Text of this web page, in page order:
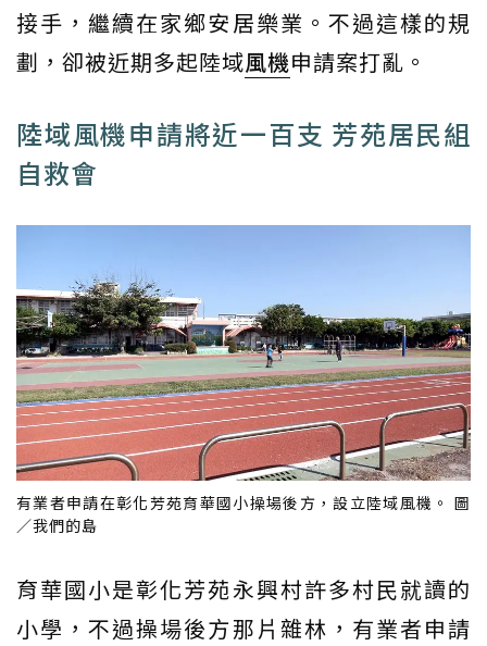
接手，繼續在家鄉安居樂業。不過這樣的規
劃，卻被近期多起陸域風機申請案打亂。
陸域風機申請將近一百支 芳苑居民組
自救會
有業者申請在彰化芳苑育華國小操場後方，設立陸域風機。 圖
／我們的島
育華國小是彰化芳苑永興村許多村民就讀的
小學，不過操場後方那片雜林，有業者申請